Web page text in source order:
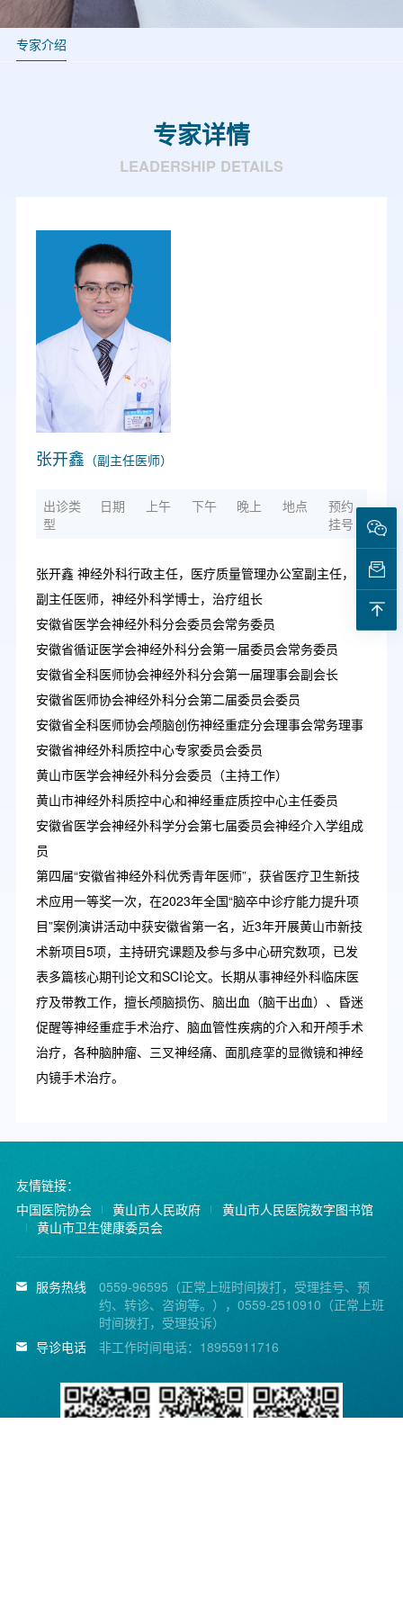
专家介绍
专家详情
LEADERSHIP DETAILS
张开鑫 （副主任医师）
出诊类
型
日期 上午 下午 晚上 地点
预约
挂号
张开鑫 神经外科行政主任，医疗质量管理办公室副主任，
副主任医师，神经外科学博士，治疗组长
安徽省医学会神经外科分会委员会常务委员
安徽省循证医学会神经外科分会第一届委员会常务委员
安徽省全科医师协会神经外科分会第一届理事会副会长
安徽省医师协会神经外科分会第二届委员会委员
安徽省全科医师协会颅脑创伤神经重症分会理事会常务理事
安徽省神经外科质控中心专家委员会委员
黄山市医学会神经外科分会委员（主持工作）
黄山市神经外科质控中心和神经重症质控中心主任委员
安徽省医学会神经外科学分会第七届委员会神经介入学组成
员
第四届“安徽省神经外科优秀青年医师”，获省医疗卫生新技
术应用一等奖一次，在2023年全国“脑卒中诊疗能力提升项
目”案例演讲活动中获安徽省第一名，近3年开展黄山市新技
术新项目5项，主持研究课题及参与多中心研究数项，已发
表多篇核心期刊论文和SCI论文。长期从事神经外科临床医
疗及带教工作，擅长颅脑损伤、脑出血（脑干出血）、昏迷
促醒等神经重症手术治疗、脑血管性疾病的介入和开颅手术
治疗，各种脑肿瘤、三叉神经痛、面肌痉挛的显微镜和神经
内镜手术治疗。
友情链接：
中国医院协会
黄山市人民政府
黄山市人民医院数字图书馆
黄山市卫生健康委员会
服务热线
0559-96595（正常上班时间拨打，受理挂号、预
约、转诊、咨询等。），0559-2510910（正常上班
时间拨打，受理投诉）
导诊电话
非工作时间电话：18955911716